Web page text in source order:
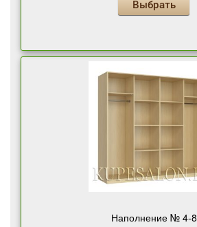
Выбрать
Наполнение № 4-8